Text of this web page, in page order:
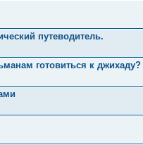
путеводитель.
готовиться к джихаду?